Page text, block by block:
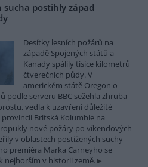
sucha postihly západ
Desítky lesních požárů na
západě Spojených států a
Kanady spálily tisíce kilometrů
čtverečních půdy. V
americkém státě Oregon o
podle serveru BBC sežehla zhruba
vedla k uzavření důležité
Britská Kolumbie na
nové požáry po víkendových
v oblastech postižených suchy
premiéra Marka Carneyho se
nejhorším v historii země.